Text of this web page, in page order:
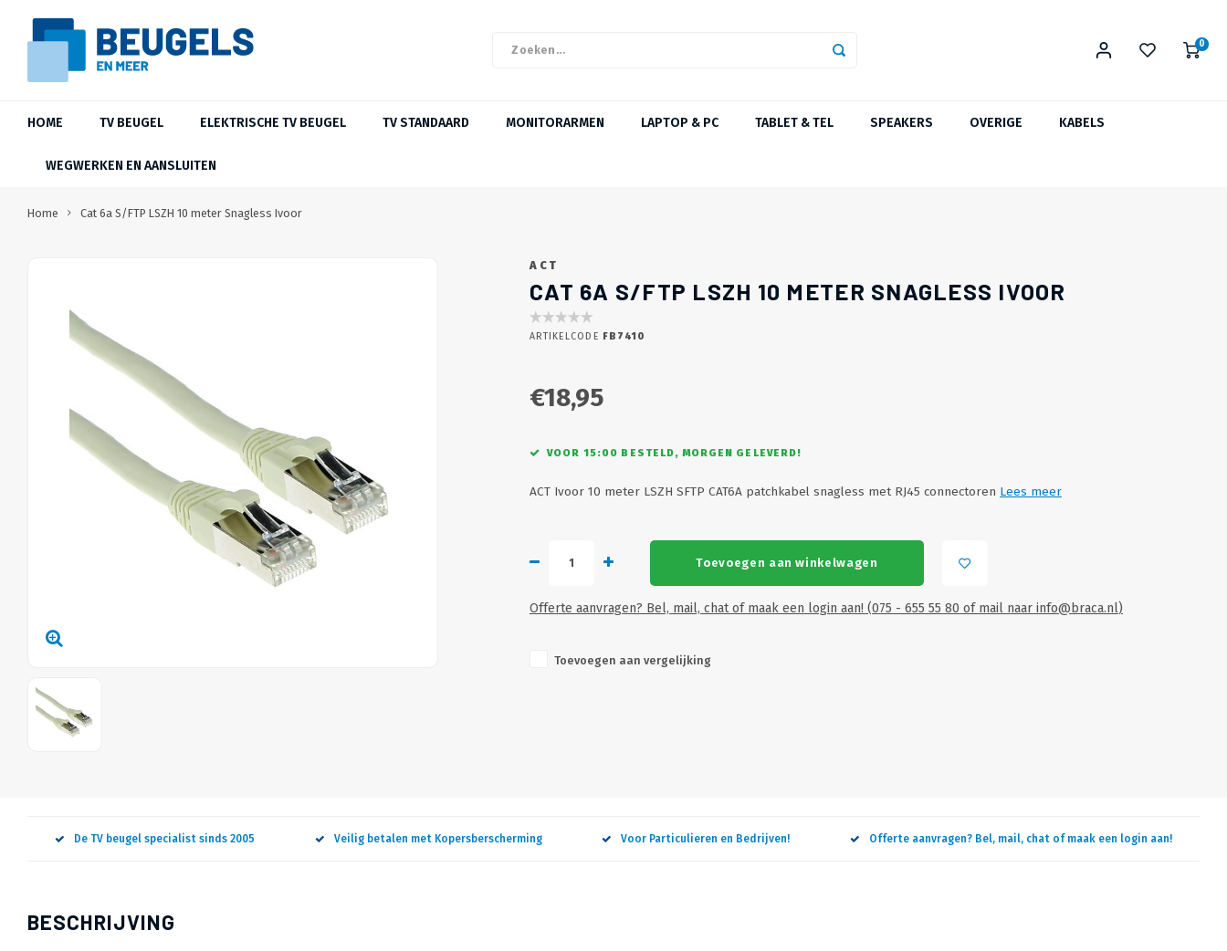
0
HOME TV BEUGEL ELEKTRISCHE TV BEUGEL TV STANDAARD MONITORARMEN LAPTOP & PC TABLET & TEL SPEAKERS OVERIGE KABELS
WEGWERKEN EN AANSLUITEN
Home Cat 6a S/FTP LSZH 10 meter Snagless Ivoor
ACT
CAT 6A S/FTP LSZH 10 METER SNAGLESS IVOOR
ARTIKELCODE FB7410
€18,95
VOOR 15:00 BESTELD, MORGEN GELEVERD!
ACT Ivoor 10 meter LSZH SFTP CAT6A patchkabel snagless met RJ45 connectoren Lees meer
Toevoegen aan winkelwagen
Offerte aanvragen? Bel, mail, chat of maak een login aan! (075 - 655 55 80 of mail naar info@braca.nl)
Toevoegen aan vergelijking
De TV beugel specialist sinds 2005 Veilig betalen met Kopersberscherming Voor Particulieren en Bedrijven! Offerte aanvragen? Bel, mail, chat of maak een login aan!
BESCHRIJVING